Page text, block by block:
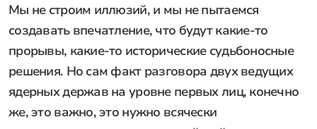
Мы не строим иллюзий, и мы не пытаемся
создавать впечатление, что будут какие-то
прорывы, какие-то исторические судьбоносные
решения. Но сам факт разговора двух ведущих
ядерных держав на уровне первых лиц, конечно
же, это важно, это нужно всячески